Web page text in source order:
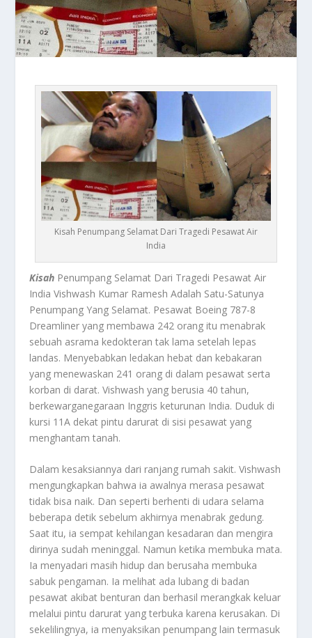
Kisah Penumpang Selamat Dari Tragedi Pesawat Air
India
Kisah Penumpang Selamat Dari Tragedi Pesawat Air
India Vishwash Kumar Ramesh Adalah Satu-Satunya
Penumpang Yang Selamat. Pesawat Boeing 787-8
Dreamliner yang membawa 242 orang itu menabrak
sebuah asrama kedokteran tak lama setelah lepas
landas. Menyebabkan ledakan hebat dan kebakaran
yang menewaskan 241 orang di dalam pesawat serta
korban di darat. Vishwash yang berusia 40 tahun,
berkewarganegaraan Inggris keturunan India. Duduk di
kursi 11A dekat pintu darurat di sisi pesawat yang
menghantam tanah.
Dalam kesaksiannya dari ranjang rumah sakit. Vishwash
mengungkapkan bahwa ia awalnya merasa pesawat
tidak bisa naik. Dan seperti berhenti di udara selama
beberapa detik sebelum akhirnya menabrak gedung.
Saat itu, ia sempat kehilangan kesadaran dan mengira
dirinya sudah meninggal. Namun ketika membuka mata.
Ia menyadari masih hidup dan berusaha membuka
sabuk pengaman. Ia melihat ada lubang di badan
pesawat akibat benturan dan berhasil merangkak keluar
melalui pintu darurat yang terbuka karena kerusakan. Di
sekelilingnya, ia menyaksikan penumpang lain termasuk